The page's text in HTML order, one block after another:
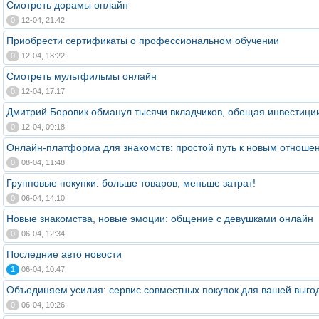
Смотреть дорамы онлайн
0 12-04, 21:42
Приобрести сертификаты о профессиональном обучении
0 12-04, 18:22
Смотреть мультфильмы онлайн
0 12-04, 17:17
Дмитрий Боровик обманул тысячи вкладчиков, обещая
0 12-04, 09:18
Онлайн-платформа для знакомств: простой путь к новым отношен
0 08-04, 11:48
Групповые покупки: больше товаров, меньше затрат!
0 06-04, 14:10
Новые знакомства, новые эмоции: общение с девушками онлайн
0 06-04, 12:34
Последние авто новости
1 06-04, 10:47
Объединяем усилия: сервис совместных покупок для вашей
0 06-04, 10:26